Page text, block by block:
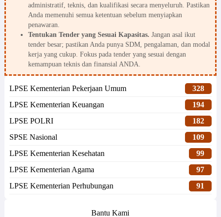
administratif, teknis, dan kualifikasi secara menyeluruh. Pastikan
Anda memenuhi semua ketentuan sebelum menyiapkan
penawaran.
Tentukan Tender yang Sesuai Kapasitas. Jangan asal ikut
tender besar; pastikan Anda punya SDM, pengalaman, dan modal
kerja yang cukup. Fokus pada tender yang sesuai dengan
kemampuan teknis dan finansial ANDA.
LPSE Kementerian Pekerjaan Umum
328
LPSE Kementerian Keuangan
194
LPSE POLRI
182
SPSE Nasional
109
LPSE Kementerian Kesehatan
99
LPSE Kementerian Agama
97
LPSE Kementerian Perhubungan
91
Bantu Kami